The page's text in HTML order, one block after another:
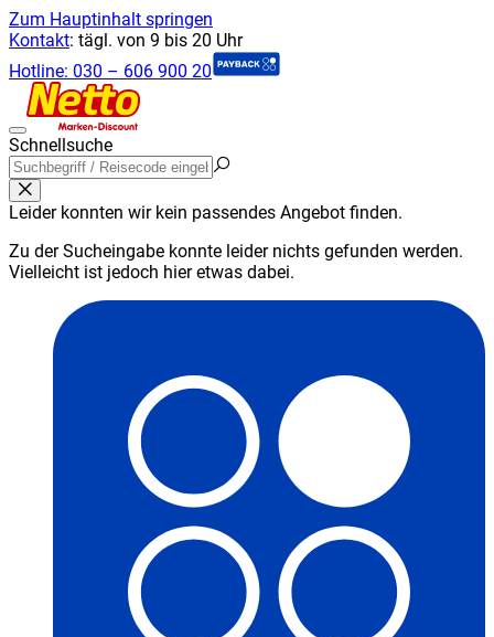
Zum Hauptinhalt springen
Kontakt: tägl. von 9 bis 20 Uhr
Hotline: 030 – 606 900 20
Schnellsuche
Leider konnten wir kein passendes Angebot finden.
Zu der Sucheingabe konnte leider nichts gefunden werden.
Vielleicht ist jedoch hier etwas dabei.